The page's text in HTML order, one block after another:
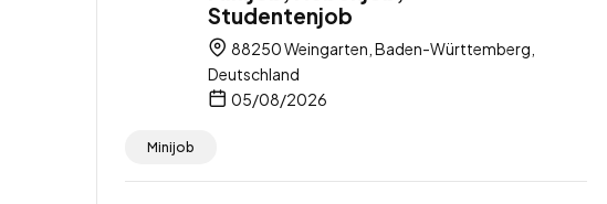
Studentenjob
88250 Weingarten, Baden-Württemberg,
Deutschland
05/08/2026
Minijob